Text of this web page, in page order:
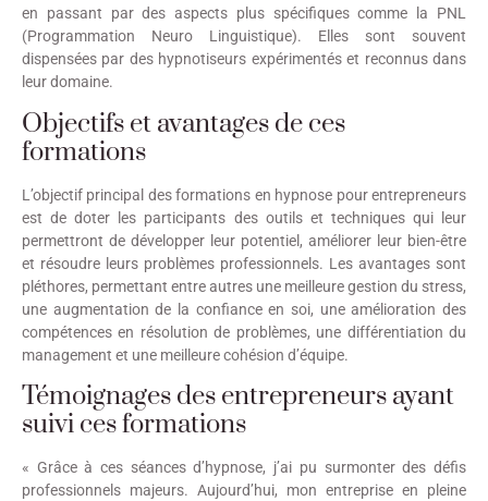
en passant par des aspects plus spécifiques comme la PNL
(Programmation Neuro Linguistique). Elles sont souvent
dispensées par des hypnotiseurs expérimentés et reconnus dans
leur domaine.
Objectifs et avantages de ces
formations
L’objectif principal des formations en hypnose pour entrepreneurs
est de doter les participants des outils et techniques qui leur
permettront de développer leur potentiel, améliorer leur bien-être
et résoudre leurs problèmes professionnels. Les avantages sont
pléthores, permettant entre autres une meilleure gestion du stress,
une augmentation de la confiance en soi, une amélioration des
compétences en résolution de problèmes, une différentiation du
management et une meilleure cohésion d’équipe.
Témoignages des entrepreneurs ayant
suivi ces formations
« Grâce à ces séances d’hypnose, j’ai pu surmonter des défis
professionnels majeurs. Aujourd’hui, mon entreprise en pleine